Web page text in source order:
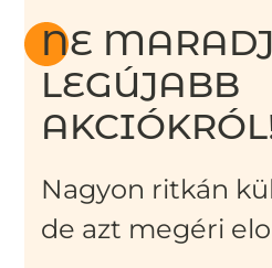
NE
LEGÚJABB
Nagyon ritkán
de azt megéri